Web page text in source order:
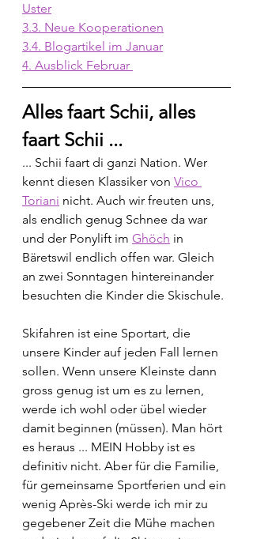
Uster
3.3. Neue Kooperationen
3.4. Blogartikel im Januar
4. Ausblick Februar
Alles faart Schii, alles
faart Schii ...
... Schii faart di ganzi Nation. Wer
kennt diesen Klassiker von Vico
Toriani nicht. Auch wir freuten uns,
als endlich genug Schnee da war
und der Ponylift im Ghöch in
Bäretswil endlich offen war. Gleich
an zwei Sonntagen hintereinander
besuchten die Kinder die Skischule.
Skifahren ist eine Sportart, die
unsere Kinder auf jeden Fall lernen
sollen. Wenn unsere Kleinste dann
gross genug ist um es zu lernen,
werde ich wohl oder übel wieder
damit beginnen (müssen). Man hört
es heraus ... MEIN Hobby ist es
definitiv nicht. Aber für die Familie,
für gemeinsame Sportferien und ein
wenig Après-Ski werde ich mir zu
gegebener Zeit die Mühe machen